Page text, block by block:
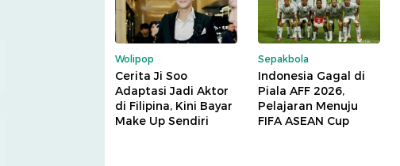
Wolipop
Cerita Ji Soo
Adaptasi Jadi Aktor
di Filipina, Kini Bayar
Make Up Sendiri
Sepakbola
Indonesia Gagal di
Piala AFF 2026,
Pelajaran Menuju
FIFA ASEAN Cup